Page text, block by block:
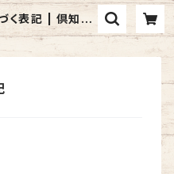
く表記 | 倶知安
取り寄せ｜man